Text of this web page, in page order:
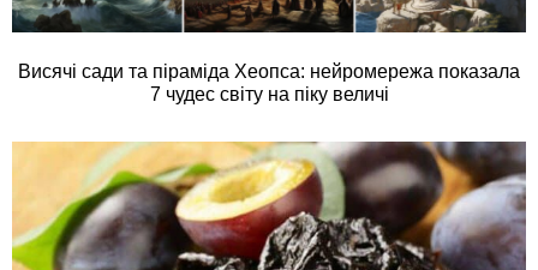
Висячі сади та піраміда Хеопса: нейромережа показала
7 чудес світу на піку величі